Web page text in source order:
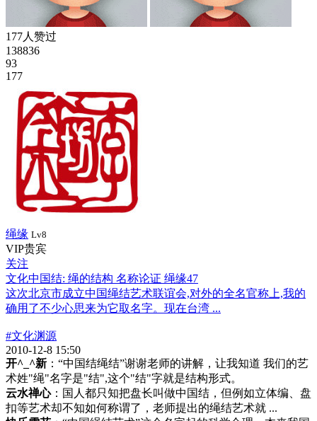
177人赞过
138836
93
177
绳缘 Lv8
VIP贵宾
关注
文化中国结: 绳的结构 名称论证 绳缘47
这次北京市成立中国绳结艺术联谊会,对外的全名官称上,我的
确用了不少心思来为它取名字。现在台湾 ...
#文化渊源
2010-12-8 15:50
开^_^新 ：“中国结绳结”谢谢老师的讲解，让我知道 我们的艺
术姓"绳"名字是"结",这个"结"字就是结构形式。
云水禅心：国人都只知把盘长叫做中国结，但例如立体编、盘
扣等艺术却不知如何称谓了，老师提出的绳结艺术就 ...